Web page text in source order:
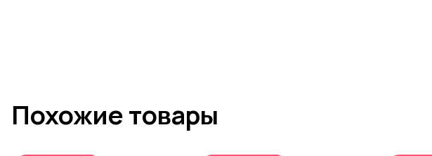
Похожие товары